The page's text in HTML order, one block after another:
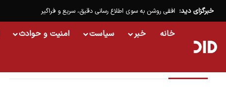
خبرگزای دید: افقی روشن به سوی اطلاع رسانی دقیق، سریع و فراگیر
خانه خبر سیاست امنیت و حوادث